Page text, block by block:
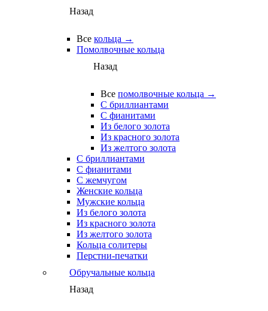
Назад
Все кольца →
Помолвочные кольца
Назад
Все помолвочные кольца →
С бриллиантами
С фианитами
Из белого золота
Из красного золота
Из желтого золота
С бриллиантами
С фианитами
С жемчугом
Женские кольца
Мужские кольца
Из белого золота
Из красного золота
Из желтого золота
Кольца солитеры
Перстни-печатки
Обручальные кольца
Назад